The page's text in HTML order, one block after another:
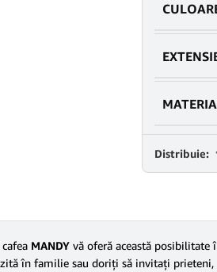
Distribuie:
MANDY vă oferă această posibilitate
în familie sau doriţi să invitaţi